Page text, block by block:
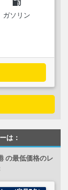
ガソリン
は：
の最低価格のレ